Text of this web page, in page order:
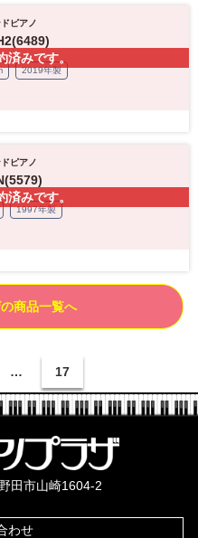
済みです。
ピアノ
2019年製
済みです。
ピアノ
1997年製
商品一覧へ
… 17
田市山崎1604-2
わせ